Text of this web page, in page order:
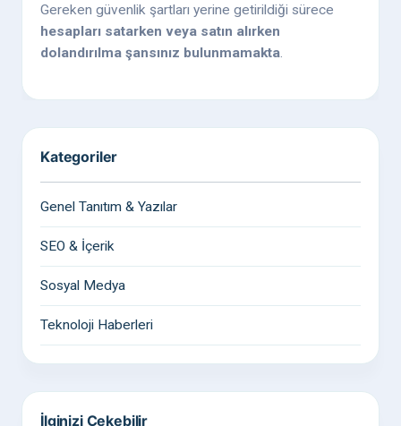
Gereken güvenlik şartları yerine getirildiği sürece
hesapları satarken veya satın alırken
dolandırılma şansınız bulunmamakta
Kategoriler
Genel Tanıtım & Yazılar
SEO & İçerik
Sosyal Medya
Teknoloji Haberleri
İlginizi Çekebilir